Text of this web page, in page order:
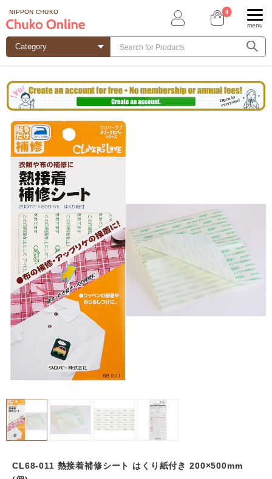
CL68-011 熱接着補修シート はくり紙付き 200×500mm
NIPPON CHUKO 0
menu